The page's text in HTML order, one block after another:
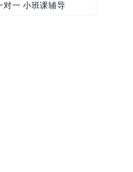
个性化一对一 小班课辅导